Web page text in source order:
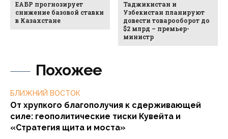
Похожее
БЛИЖНИЙ ВОСТОК
От хрупкого благополучия к сдерживающей
силе: геополитические тиски Кувейта и
«Стратегия щита и моста»
ЕАБР прогнозирует
снижение базовой ставки
в Казахстане
Таджикистан и
Узбекистан планируют
довести товарооборот до
$2 млрд – премьер-
министр